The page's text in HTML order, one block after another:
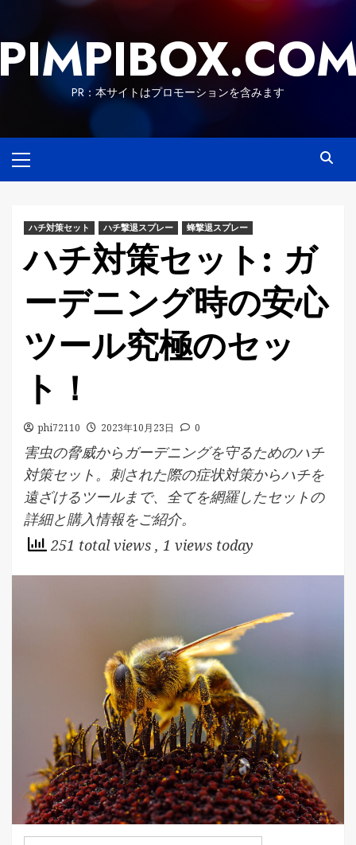
content
PR：本サイトはプロモーションを含みます
Menu
ハチ対策セット ハチ撃退スプレー 蜂撃退スプレー
ハチ対策セット: ガ
ーデニング時の安心
ツール究極のセッ
ト！
phi72110 2023年10月23日 0
害虫の脅威からガーデニングを守るためのハチ
対策セット。刺された際の症状対策からハチを
遠ざけるツールまで、全てを網羅したセットの
詳細と購入情報をご紹介。
251 total views , 1 views today